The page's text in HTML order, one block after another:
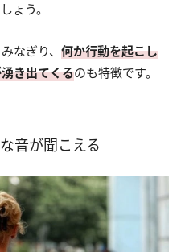
ょう。
なぎり、 何か行動を起こし
き出てくるのも特徴です。
音が聞こえる